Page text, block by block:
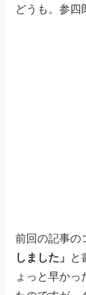
どうも。参四
前回の記事の
しました」 と
ょっと早か